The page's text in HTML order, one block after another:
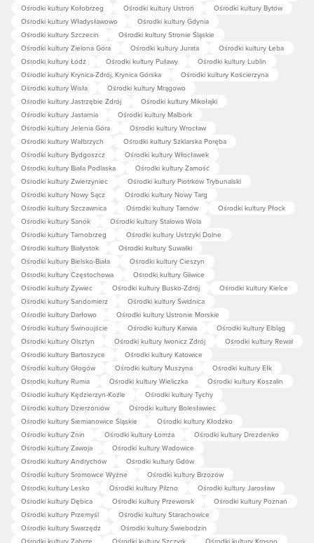
Ośrodki kultury Kołobrzeg
Ośrodki kultury Ustroń
Ośrodki kultury Bytów
Ośrodki kultury Władysławowo
Ośrodki kultury Gdynia
Ośrodki kultury Szczecin
Ośrodki kultury Stronie Śląskie
Ośrodki kultury Zielona Góra
Ośrodki kultury Jurata
Ośrodki kultury Łeba
Ośrodki kultury Łódź
Ośrodki kultury Puławy
Ośrodki kultury Lublin
Ośrodki kultury Krynica-Zdrój, Krynica Górska
Ośrodki kultury Kościerzyna
Ośrodki kultury Wisła
Ośrodki kultury Mrągowo
Ośrodki kultury Jastrzębie Zdrój
Ośrodki kultury Mikołajki
Ośrodki kultury Jastarnia
Ośrodki kultury Malbork
Ośrodki kultury Jelenia Góra
Ośrodki kultury Wrocław
Ośrodki kultury Wałbrzych
Ośrodki kultury Szklarska Poręba
Ośrodki kultury Bydgoszcz
Ośrodki kultury Włocławek
Ośrodki kultury Biała Podlaska
Ośrodki kultury Zamość
Ośrodki kultury Zwierzyniec
Ośrodki kultury Piotrków Trybunalski
Ośrodki kultury Nowy Sącz
Ośrodki kultury Nowy Targ
Ośrodki kultury Szczawnica
Ośrodki kultury Tarnów
Ośrodki kultury Płock
Ośrodki kultury Sanok
Ośrodki kultury Stalowa Wola
Ośrodki kultury Tarnobrzeg
Ośrodki kultury Ustrzyki Dolne
Ośrodki kultury Białystok
Ośrodki kultury Suwałki
Ośrodki kultury Bielsko-Biała
Ośrodki kultury Cieszyn
Ośrodki kultury Częstochowa
Ośrodki kultury Gliwice
Ośrodki kultury Żywiec
Ośrodki kultury Busko-Zdrój
Ośrodki kultury Kielce
Ośrodki kultury Sandomierz
Ośrodki kultury Świdnica
Ośrodki kultury Darłowo
Ośrodki kultury Ustronie Morskie
Ośrodki kultury Świnoujście
Ośrodki kultury Karwia
Ośrodki kultury Elbląg
Ośrodki kultury Olsztyn
Ośrodki kultury Iwonicz Zdrój
Ośrodki kultury Rewal
Ośrodki kultury Bartoszyce
Ośrodki kultury Katowice
Ośrodki kultury Głogów
Ośrodki kultury Muszyna
Ośrodki kultury Ełk
Ośrodki kultury Rumia
Ośrodki kultury Wieliczka
Ośrodki kultury Koszalin
Ośrodki kultury Kędzierzyn-Koźle
Ośrodki kultury Tychy
Ośrodki kultury Dzierżoniów
Ośrodki kultury Bolesławiec
Ośrodki kultury Siemianowice Śląskie
Ośrodki kultury Kłodzko
Ośrodki kultury Żnin
Ośrodki kultury Łomża
Ośrodki kultury Drezdenko
Ośrodki kultury Zawoja
Ośrodki kultury Wadowice
Ośrodki kultury Andrychów
Ośrodki kultury Gdów
Ośrodki kultury Sromowce Wyżne
Ośrodki kultury Brzozów
Ośrodki kultury Lesko
Ośrodki kultury Pilzno
Ośrodki kultury Jarosław
Ośrodki kultury Dębica
Ośrodki kultury Przeworsk
Ośrodki kultury Poznań
Ośrodki kultury Przemyśl
Ośrodki kultury Starachowice
Ośrodki kultury Swarzędz
Ośrodki kultury Świebodzin
Ośrodki kultury Zabrze
Ośrodki kultury Szczyrk Ośrodki kultury Krosno